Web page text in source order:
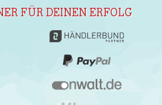
FÜR DEINEN ERFOLG